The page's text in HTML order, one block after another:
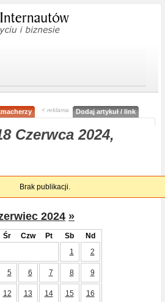
< reklama Dodaj artykuł / link
Czerwca 2024,
Brak publikacji.
2024 »
Śr Czw Pt Sb
Nd
1
2
5 6 7 8 9
12 13 14 15 16